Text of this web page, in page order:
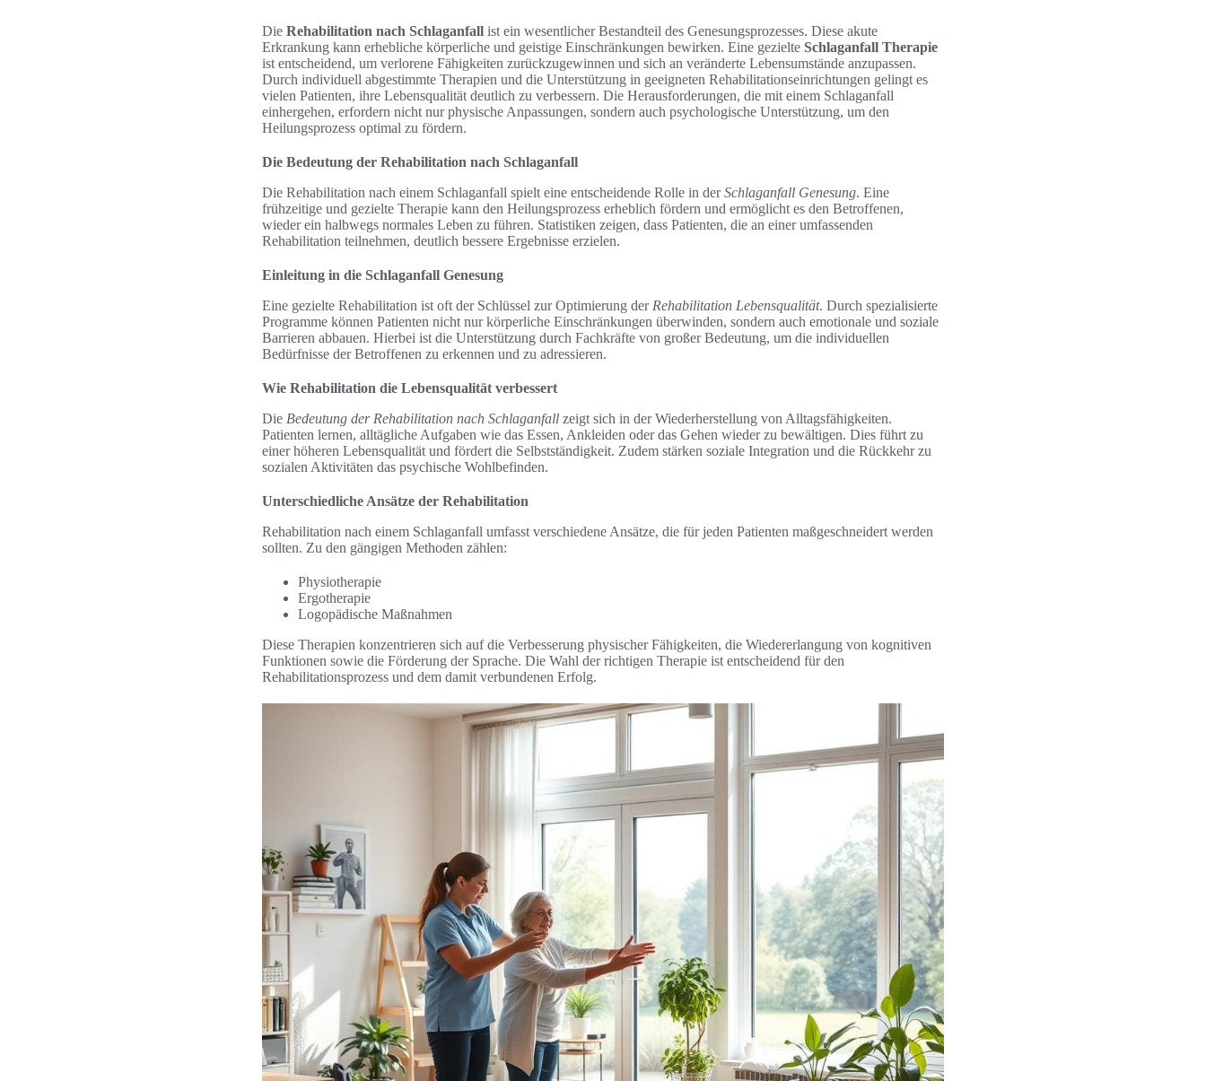
Die Rehabilitation nach Schlaganfall ist ein wesentlicher Bestandteil des Genesungsprozesses. Diese akute
Erkrankung kann erhebliche körperliche und geistige Einschränkungen bewirken. Eine gezielte Schlaganfall Therapie
ist entscheidend, um verlorene Fähigkeiten zurückzugewinnen und sich an veränderte Lebensumstände anzupassen.
Durch individuell abgestimmte Therapien und die Unterstützung in geeigneten Rehabilitationseinrichtungen gelingt es
vielen Patienten, ihre Lebensqualität deutlich zu verbessern. Die Herausforderungen, die mit einem Schlaganfall
einhergehen, erfordern nicht nur physische Anpassungen, sondern auch psychologische Unterstützung, um den
Heilungsprozess optimal zu fördern.
Die Bedeutung der Rehabilitation nach Schlaganfall
Die Rehabilitation nach einem Schlaganfall spielt eine entscheidende Rolle in derSchlaganfall Genesung. Eine
frühzeitige und gezielte Therapie kann den Heilungsprozess erheblich fördern und ermöglicht es den Betroffenen,
wieder ein halbwegs normales Leben zu führen. Statistiken zeigen, dass Patienten, die an einer umfassenden
Rehabilitation teilnehmen, deutlich bessere Ergebnisse erzielen.
Einleitung in die Schlaganfall Genesung
Eine gezielte Rehabilitation ist oft der Schlüssel zur Optimierung der Rehabilitation Lebensqualität. Durch spezialisierte
Programme können Patienten nicht nur körperliche Einschränkungen überwinden, sondern auch emotionale und soziale
Barrieren abbauen. Hierbei ist die Unterstützung durch Fachkräfte von großer Bedeutung, um die individuellen
Bedürfnisse der Betroffenen zu erkennen und zu adressieren.
Wie Rehabilitation die Lebensqualität verbessert
Die Bedeutung der Rehabilitation nach Schlaganfall zeigt sich in der Wiederherstellung von Alltagsfähigkeiten.
Patienten lernen, alltägliche Aufgaben wie das Essen, Ankleiden oder das Gehen wieder zu bewältigen. Dies führt zu
einer höheren Lebensqualität und fördert die Selbstständigkeit. Zudem stärken soziale Integration und die Rückkehr zu
sozialen Aktivitäten das psychische Wohlbefinden.
Unterschiedliche Ansätze der Rehabilitation
Rehabilitation nach einem Schlaganfall umfasst verschiedene Ansätze, die für jeden Patienten maßgeschneidert werden
sollten. Zu den gängigen Methoden zählen:
Physiotherapie
Ergotherapie
Logopädische Maßnahmen
Diese Therapien konzentrieren sich auf die Verbesserung physischer Fähigkeiten, die Wiedererlangung von kognitiven
Funktionen sowie die Förderung der Sprache. Die Wahl der richtigen Therapie ist entscheidend für den
Rehabilitationsprozess und dem damit verbundenen Erfolg.